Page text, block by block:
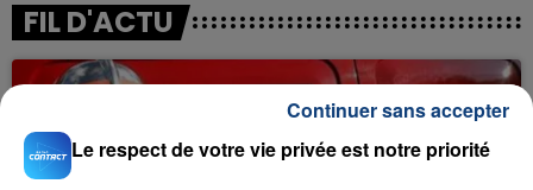
FIL D'ACTU
Le respect de votre vie privée est notre priorité
Continuer sans accepter